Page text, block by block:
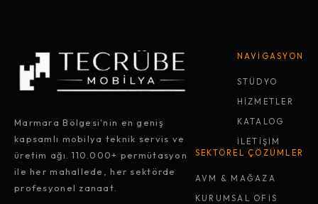
Marmara Bölgesi'nin en geniş
kapsamlı mobilya teknik servis ve
üretim ağı. 110.000+ permütasyon
ile her mahallede, her sektörde
profesyonel zanaat.
NAVİGASYON
STÜDYO
HİZMETLER
KATALOG
İLETİŞİM
SEKTÖREL ÇÖZÜMLER
AVM & MAĞAZA
KURUMSAL OFİS